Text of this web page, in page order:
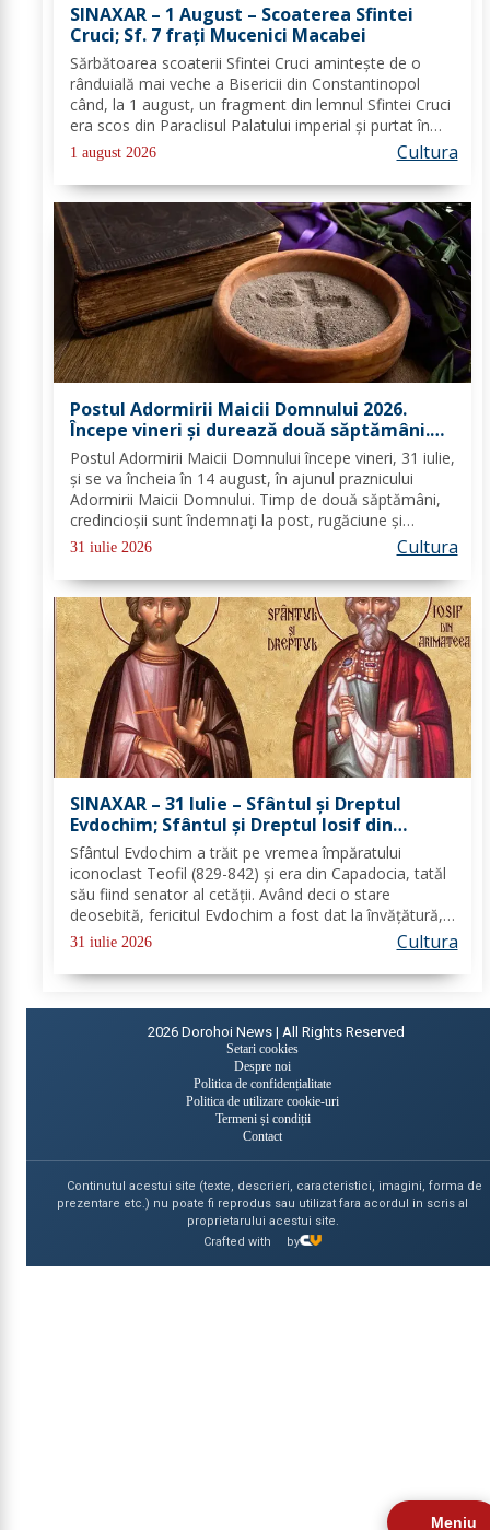
Meniu
SINAXAR – 1 August – Scoaterea Sfintei
Cruci; Sf. 7 fraţi Mucenici Macabei
Sărbătoarea scoaterii Sfintei Cruci aminteşte de o
rânduială mai veche a Bisericii din Constantinopol
când, la 1 august, un fragment din lemnul Sfintei Cruci
era scos din Paraclisul Palatului imperial şi purtat în
procesiune spre Biserica „Sfânta Sofia”, unde
rămânea spre cinstire până la 14...
1 august 2026 Cultura
Postul Adormirii Maicii Domnului 2026.
Începe vineri și durează două săptămâni.
Ce reguli trebuie să respecte credincioșii
Postul Adormirii Maicii Domnului începe vineri, 31 iulie,
și se va încheia în 14 august, în ajunul praznicului
Adormirii Maicii Domnului. Timp de două săptămâni,
credincioșii sunt îndemnați la post, rugăciune și
curățire spirituală, această perioadă fiind instituită de
31 iulie 2026 Cultura
SINAXAR – 31 Iulie – Sfântul şi Dreptul
Evdochim; Sfântul şi Dreptul Iosif din
Arimateea
Sfântul Evdochim a trăit pe vremea împăratului
iconoclast Teofil (829-842) şi era din Capadocia, tatăl
său fiind senator al cetăţii. Având deci o stare
deosebită, fericitul Evdochim a fost dat la învăţătură,
gustând bucuria de a cunoaşte adevărul. Aflând de
31 iulie 2026 Cultura
2026 Dorohoi News | All Rights Reserved
Setari cookies
Despre noi
Politica de confidențialitate
Politica de utilizare cookie-uri
Termeni și condiții
Contact
Continutul acestui site (texte, descrieri, caracteristici, imagini, forma de
prezentare etc.) nu poate fi reprodus sau utilizat fara acordul in scris al
proprietarului acestui site.
Crafted with
by